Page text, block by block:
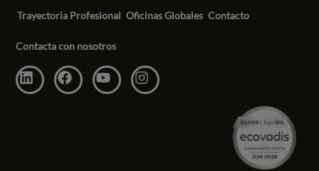
Trayectoria Profesional Oficinas Globales Contacto
Contacta con nosotros